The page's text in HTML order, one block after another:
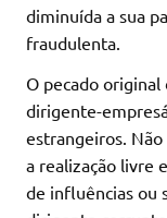
diminuída a sua
fraudulenta.
O pecado original
dirigente-
estrangeiros.
a realização livre
de influências ou